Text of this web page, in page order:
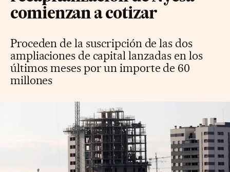
comienzan a cotizar
Proceden de la suscripción de las dos
ampliaciones de capital lanzadas en los
últimos meses por un importe de 60
millones